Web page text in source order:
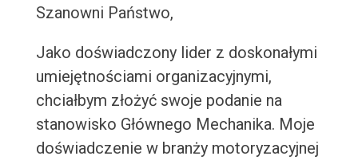
Szanowni Państwo,
Jako doświadczony lider z doskonałymi
umiejętnościami organizacyjnymi,
chciałbym złożyć swoje podanie na
stanowisko Głównego Mechanika. Moje
doświadczenie w branży motoryzacyjnej